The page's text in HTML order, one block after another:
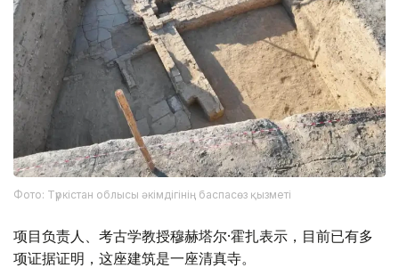
Фото: Түркістан облысы әкімдігінің баспасөз қызметі
项目负责人、考古学教授穆赫塔尔·霍扎表示，目前已有多
项证据证明，这座建筑是一座清真寺。